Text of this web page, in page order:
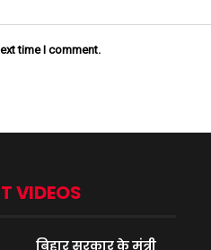
time I comment.
VIDEOS
बिहार सरकार के मंत्री